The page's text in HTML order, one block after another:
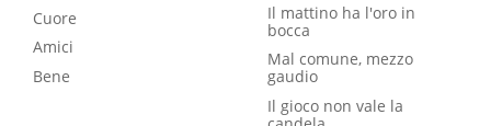
Cuore
Amici
Bene
Il mattino ha l'oro in
bocca
Mal comune, mezzo
gaudio
Il gioco non vale la